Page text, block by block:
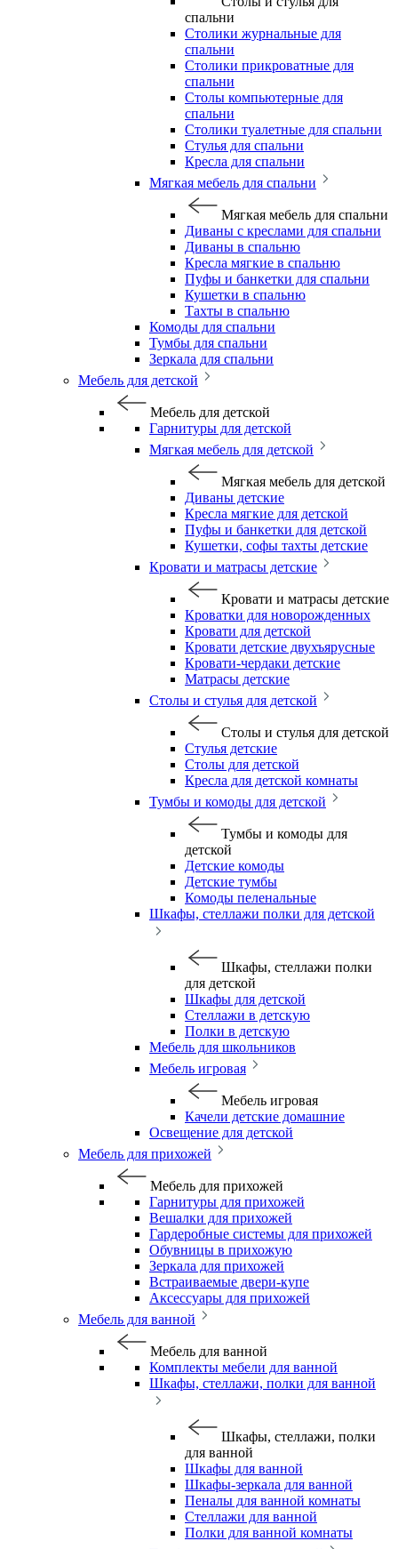
спальни
Столики журнальные для
спальни
Столики прикроватные для
спальни
Столы компьютерные для
спальни
Столики туалетные для спальни
Стулья для спальни
Кресла для спальни
Мягкая мебель для спальни
Мягкая мебель для спальни
Диваны с креслами для спальни
Диваны в спальню
Кресла мягкие в спальню
Пуфы и банкетки для спальни
Кушетки в спальню
Тахты в спальню
Комоды для спальни
Тумбы для спальни
Зеркала для спальни
Мебель для детской
Мебель для детской
Гарнитуры для детской
Мягкая мебель для детской
Мягкая мебель для детской
Диваны детские
Кресла мягкие для детской
Пуфы и банкетки для детской
Кушетки, софы тахты детские
Кровати и матрасы детские
Кровати и матрасы детские
Кроватки для новорожденных
Кровати для детской
Кровати детские двухъярусные
Кровати-чердаки детские
Матрасы детские
Столы и стулья для детской
Столы и стулья для детской
Стулья детские
Столы для детской
Кресла для детской комнаты
Тумбы и комоды для детской
Тумбы и комоды для
детской
Детские комоды
Детские тумбы
Комоды пеленальные
Шкафы, стеллажи полки для детской
Шкафы, стеллажи полки
для детской
Шкафы для детской
Стеллажи в детскую
Полки в детскую
Мебель для школьников
Мебель игровая
Мебель игровая
Качели детские домашние
Освещение для детской
Мебель для прихожей
Мебель для прихожей
Гарнитуры для прихожей
Вешалки для прихожей
Гардеробные системы для прихожей
Обувницы в прихожую
Зеркала для прихожей
Встраиваемые двери-купе
Аксессуары для прихожей
Мебель для ванной
Мебель для ванной
Комплекты мебели для ванной
Шкафы, стеллажи, полки для ванной
Шкафы, стеллажи, полки
для ванной
Шкафы для ванной
Шкафы-зеркала для ванной
Пеналы для ванной комнаты
Стеллажи для ванной
Полки для ванной комнаты